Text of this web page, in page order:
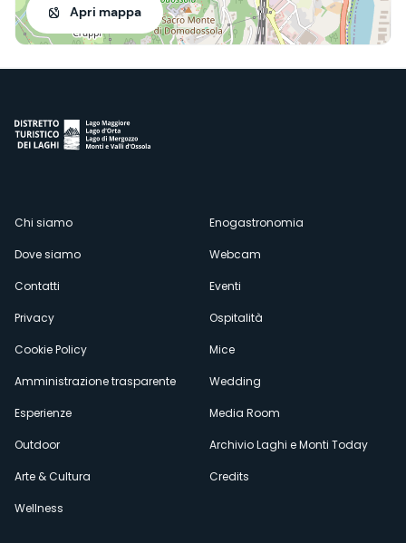
Apri mappa
Menù
secondario
Chi siamo
Dove siamo
Contatti
Privacy
Cookie Policy
Amministrazione trasparente
Esperienze
Outdoor
Arte & Cultura
Wellness
Enogastronomia
Webcam
Eventi
Ospitalità
Mice
Wedding
Media Room
Archivio Laghi e Monti Today
Credits